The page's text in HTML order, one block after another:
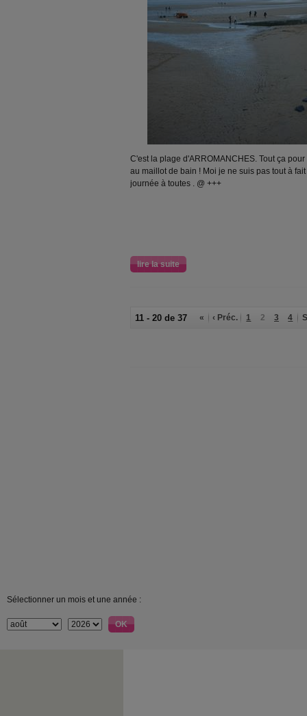
C'est la plage d'ARROMANCHES. Tout ça
au maillot de bain ! Moi je ne suis pas tout à
journée à toutes . @ +++
lire la suite
11 - 20 de 37 « ‹ Préc. 1 2 3 4
Sélectionner un mois et une année :